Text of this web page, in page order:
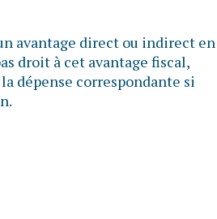
avantage direct ou indirect en
droit à cet avantage fiscal,
dépense correspondante si